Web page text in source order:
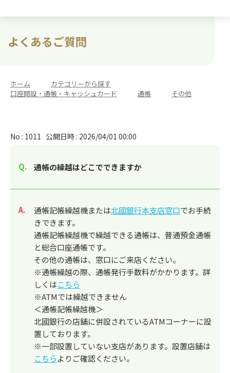
よくあるご質問
ホーム カテゴリーから探す
口座開設・通帳・キャッシュカード
通帳 その他
No : 1011 公開日時 : 2026/04/01 00:00
通帳の繰越はどこでできますか
回答
通帳記帳繰越機または北國銀行本支店窓口でお手続
きできます。
通帳記帳繰越機で繰越できる通帳は、普通預金通帳
と総合口座通帳です。
その他の通帳は、窓口にご来店ください。
※通帳繰越の際、通帳発行手数料がかかります。詳
しくはこちら
※ATMでは繰越できません
＜通帳記帳繰越機＞
北國銀行の店舗に併設されているATMコーナーに設
置しております。
※一部設置していない支店があります。設置店舗は
こちらよりご確認ください。